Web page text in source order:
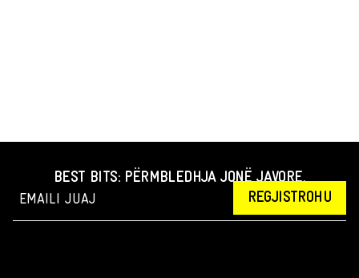
BEST BITS: PËRMBLEDHJA JONË JAVORE.
REGJISTROHU